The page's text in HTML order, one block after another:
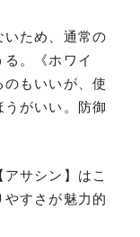
いため、通常の
。《ホワイ
のもいいが、使
がいい。防御
サシン】はこ
すさが魅力的